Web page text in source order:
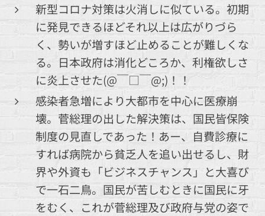
新型コロナ対策は火消しに似ている。初期
に発見できるほどそれ以上は広がりづら
く、勢いが増すほど止めることが難しくな
る。日本政府は消化どころか、利権欲しさ
に炎上させた(@￣□￣@;)！！
感染者急増により大都市を中心に医療崩
壊。菅総理の出した解決策は、国民皆保険
制度の見直しであった！あー、自費診療に
すれば病院から貧乏人を追い出せるし、財
界や外資も「ビジネスチャンス」と大喜び
で一石二鳥。国民が苦しむときに国民に牙
をむく、これが菅総理及び政府与党の姿で